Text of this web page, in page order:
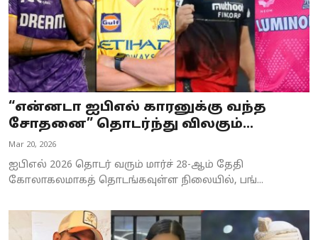
“என்னடா ஐபிஎல் காரனுக்கு வந்த
சோதனை” தொடர்ந்து விலகும்...
Mar 20, 2026
ஐபிஎல் 2026 தொடர் வரும் மார்ச் 28-ஆம் தேதி
கோலாகலமாகத் தொடங்கவுள்ள நிலையில், பங்...